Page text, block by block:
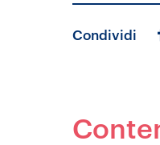
Condividi